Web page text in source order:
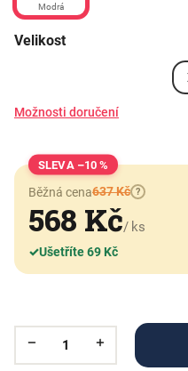
Modrá
Velikost
Možnosti doručení
–10 %
Běžná cena637 Kč ?
568 Kč/ ks
✓Ušetříte 69 Kč